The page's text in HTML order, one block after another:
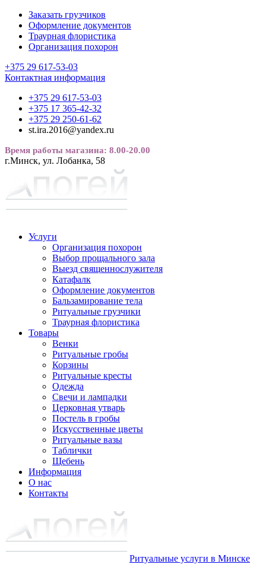
Заказать грузчиков
Оформление документов
Траурная флористика
Организация похорон
+375 29 617-53-03
Контактная информация
+375 29 617-53-03
+375 17 365-42-32
+375 29 250-61-62
st.ira.2016@yandex.ru
Время работы магазина: 8.00-20.00
г.Минск, ул. Лобанка, 58
Услуги
Организация похорон
Выбор прощального зала
Выезд священнослужителя
Катафалк
Оформление документов
Бальзамирование тела
Ритуальные грузчики
Траурная флористика
Товары
Венки
Ритуальные гробы
Корзины
Ритуальные кресты
Одежда
Свечи и лампадки
Церковная утварь
Постель в гробы
Искусственные цветы
Ритуальные вазы
Таблички
Щебень
Информация
О нас
Контакты
Ритуальные услуги в Минске